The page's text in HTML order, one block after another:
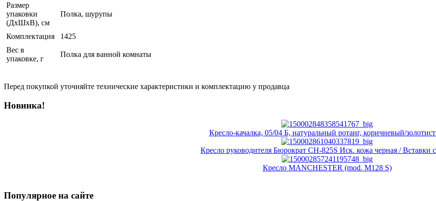
Размер
упаковки
(ДхШхВ), см
Полка, шурупы
Комплектация
1425
Вес в
упаковке, г
Полка для ванной комнаты
Перед покупкой уточняйте технические характеристики и комплектацию у продавца
Новинка!
Кресло-качалка, 05/04 Б, натуральный ротанг, коричневый/
Кресло руководителя Бюрократ CH-825S Иск. кожа черная / Вставки
Кресло MANCHESTER (mod. M128 S)
Популярное на сайте